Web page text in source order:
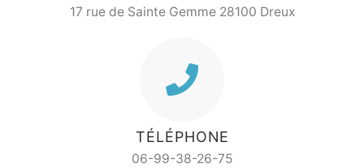
17 rue de Sainte Gemme 28100 Dreux
TÉLÉPHONE
06-99-38-26-75